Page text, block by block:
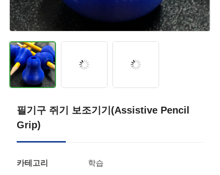
필기구 쥐기 보조기기(Assistive Pencil
Grip)
카테고리
학습